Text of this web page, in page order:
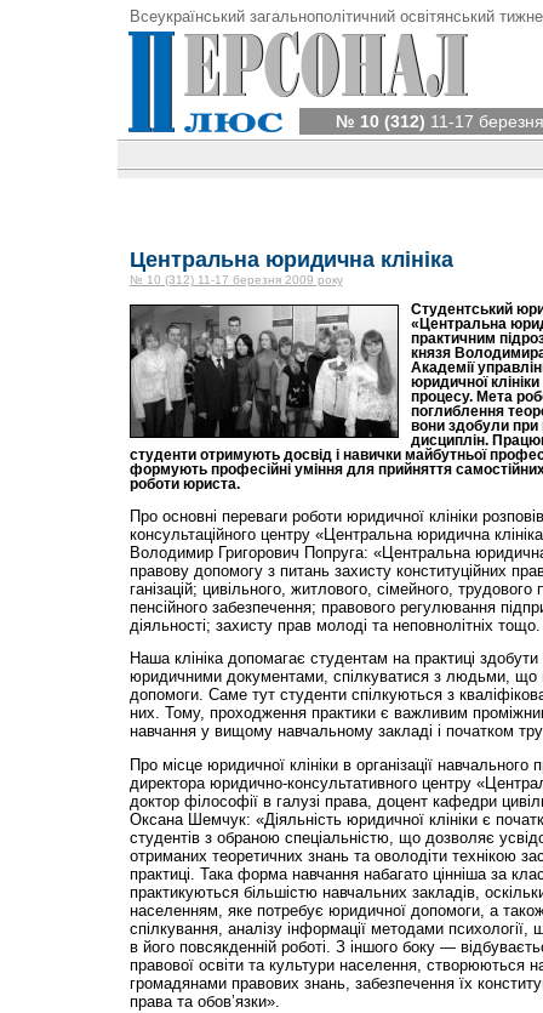
Всеукраїнський загальнополітичний освітянський
№ 10 (312) 11-17
Центральна юридична клініка
№ 10 (312) 11-17 березня 2009 року
Студентський
«Центральна
практичним
князя
Академії
юридичної
процесу. Мета
поглиблення
вони здобули при
дисциплін.
студенти отримують досвід і навички майбутньої
формують професійні уміння для прийняття
роботи юриста.
Про основні переваги роботи юридичної клініки
консультаційного центру «Центральна юридична
Володимир Григорович Попруга: «Центральна
правову допомогу з питань захисту конституційних
ганізацій; цивільного, житлового, сімейного,
пенсійного забезпечення; правового регулювання
діяльності; захисту прав молоді та неповнолітніх тощо.
Наша клініка допомагає студентам на практиці
юридичними документами, спілкуватися з людьми, що
допомоги. Са­ме тут студенти спілкуються з
них. То­му, проходження практики є важливим
навчання у вищому навчальному закладі і початком
Про місце юридичної клініки в організації навчального
директора юридично-консультативного центру
доктор філософії в галузі права, доцент кафедри
Оксана Шемчук: «Діяльність юридичної клініки є
студентів з обраною спеціальністю, що дозволяє
отриманих теоретичних знань та оволодіти технікою
практиці. Така форма навчання набагато цінніша за
практикуються більшістю навчальних закладів,
населенням, яке потребує юридичної допомоги, а
спілкування, аналізу інформації методами
в його повсякденній роботі. З іншого боку —
правової освіти та культури населення, створюються
громадянами правових знань, забезпечення їх
права та обов’язки».